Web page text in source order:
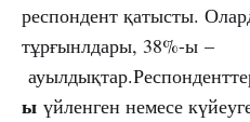
респондент қатысты.
тұрғынлдары, 38%-ы –
ы үйленген немесе